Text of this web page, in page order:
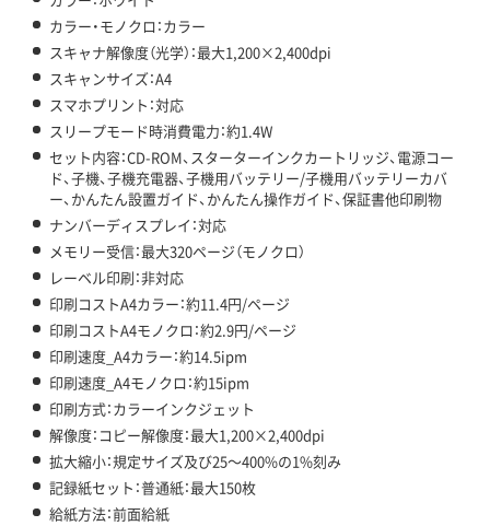
カラー・モノクロ：カラー
スキャナ解像度（光学）：最大1,200×2,400dpi
スキャンサイズ：A4
スマホプリント：対応
スリープモード時消費電力：約1.4W
セット内容：CD-ROM、スターターインクカートリッジ、電源コー
ド、子機、子機充電器、子機用バッテリー/子機用バッテリーカバ
ー、かんたん設置ガイド、かんたん操作ガイド、保証書他印刷物
ナンバーディスプレイ：対応
メモリー受信：最大320ページ（モノクロ）
レーベル印刷：非対応
印刷コストA4カラー：約11.4円/ページ
印刷コストA4モノクロ：約2.9円/ページ
印刷速度_A4カラー：約14.5ipm
印刷速度_A4モノクロ：約15ipm
印刷方式：カラーインクジェット
解像度：コピー解像度：最大1,200×2,400dpi
拡大縮小：規定サイズ及び25～400%の1%刻み
記録紙セット：普通紙：最大150枚
給紙方法：前面給紙